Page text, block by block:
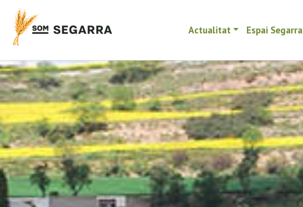
Actualitat Espai Segarra